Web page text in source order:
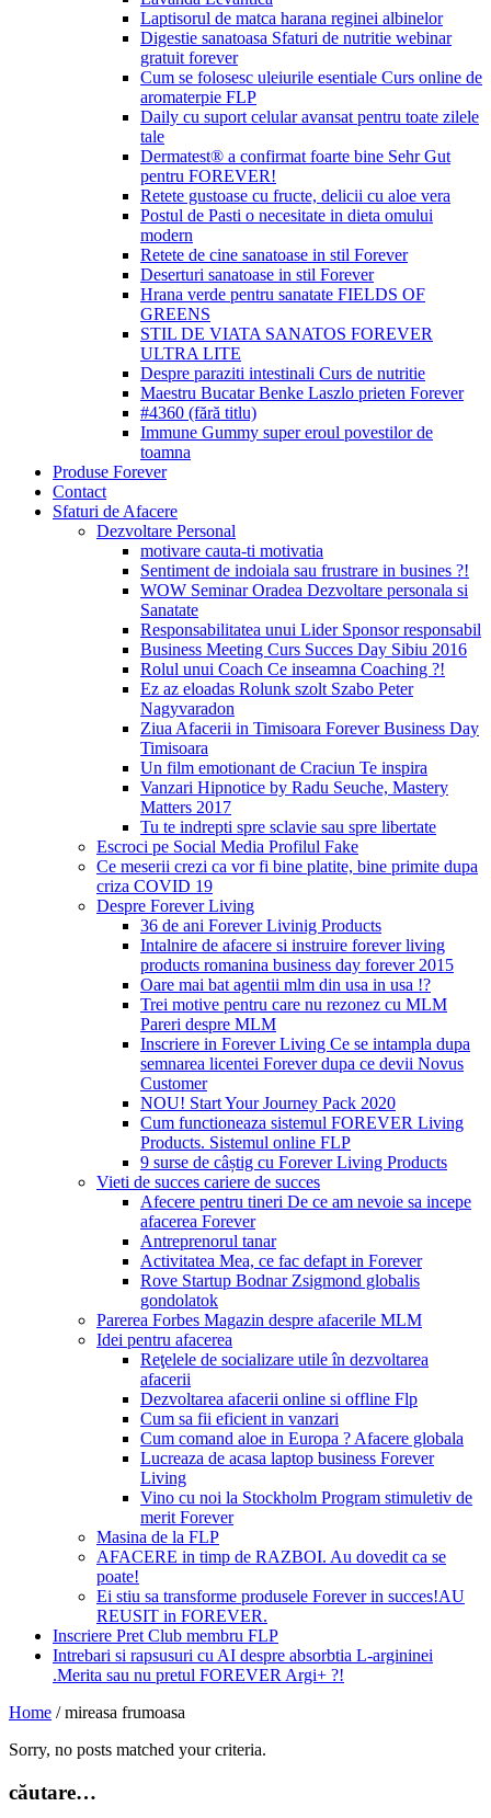
Laptisorul de matca harana reginei albinelor
Digestie sanatoasa Sfaturi de nutritie webinar
gratuit forever
Cum se folosesc uleiurile esentiale Curs online de
aromaterpie FLP
Daily cu suport celular avansat pentru toate zilele
tale
Dermatest® a confirmat foarte bine Sehr Gut
pentru FOREVER!
Retete gustoase cu fructe, delicii cu aloe vera
Postul de Pasti o necesitate in dieta omului
modern
Retete de cine sanatoase in stil Forever
Deserturi sanatoase in stil Forever
Hrana verde pentru sanatate FIELDS OF
GREENS
STIL DE VIATA SANATOS FOREVER
ULTRA LITE
Despre paraziti intestinali Curs de nutritie
Maestru Bucatar Benke Laszlo prieten Forever
#4360 (fără titlu)
Immune Gummy super eroul povestilor de
toamna
Produse Forever
Contact
Sfaturi de Afacere
Dezvoltare Personal
motivare cauta-ti motivatia
Sentiment de indoiala sau frustrare in busines ?!
WOW Seminar Oradea Dezvoltare personala si
Sanatate
Responsabilitatea unui Lider Sponsor responsabil
Business Meeting Curs Succes Day Sibiu 2016
Rolul unui Coach Ce inseamna Coaching ?!
Ez az eloadas Rolunk szolt Szabo Peter
Nagyvaradon
Ziua Afacerii in Timisoara Forever Business Day
Timisoara
Un film emotionant de Craciun Te inspira
Vanzari Hipnotice by Radu Seuche, Mastery
Matters 2017
Tu te indrepti spre sclavie sau spre libertate
Escroci pe Social Media Profilul Fake
Ce meserii crezi ca vor fi bine platite, bine primite dupa
criza COVID 19
Despre Forever Living
36 de ani Forever Livinig Products
Intalnire de afacere si instruire forever living
products romanina business day forever 2015
Oare mai bat agentii mlm din usa in usa !?
Trei motive pentru care nu rezonez cu MLM
Pareri despre MLM
Inscriere in Forever Living Ce se intampla dupa
semnarea licentei Forever dupa ce devii Novus
Customer
NOU! Start Your Journey Pack 2020
Cum functioneaza sistemul FOREVER Living
Products. Sistemul online FLP
9 surse de câștig cu Forever Living Products
Vieti de succes cariere de succes
Afecere pentru tineri De ce am nevoie sa incepe
afacerea Forever
Antreprenorul tanar
Activitatea Mea, ce fac defapt in Forever
Rove Startup Bodnar Zsigmond globalis
gondolatok
Parerea Forbes Magazin despre afacerile MLM
Idei pentru afacerea
Reţelele de socializare utile în dezvoltarea
afacerii
Dezvoltarea afacerii online si offline Flp
Cum sa fii eficient in vanzari
Cum comand aloe in Europa ? Afacere globala
Lucreaza de acasa laptop business Forever
Living
Vino cu noi la Stockholm Program stimuletiv de
merit Forever
Masina de la FLP
AFACERE in timp de RAZBOI. Au dovedit ca se
poate!
Ei stiu sa transforme produsele Forever in succes!AU
REUSIT in FOREVER.
Inscriere Pret Club membru FLP
Intrebari si rapsusuri cu AI despre absorbtia L-argininei
.Merita sau nu pretul FOREVER Argi+ ?!
Home / mireasa frumoasa
Sorry, no posts matched your criteria.
căutare…